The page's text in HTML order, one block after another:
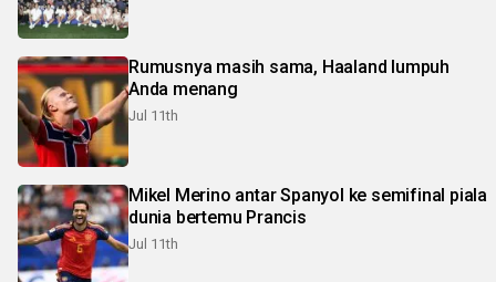
Rumusnya masih sama, Haaland lumpuh
Anda menang
Jul 11th
Mikel Merino antar Spanyol ke semifinal piala
dunia bertemu Prancis
Jul 11th